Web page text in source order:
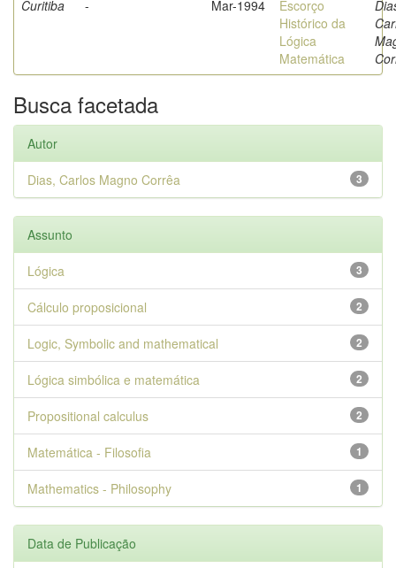
Curitiba - Mar-1994
Escorço
Histórico da
Lógica
Matemática
Busca facetada
Autor
3
Dias, Carlos Magno Corrêa
Assunto
3
Lógica
2
Cálculo proposicional
2
Logic, Symbolic and mathematical
2
Lógica simbólica e matemática
2
Propositional calculus
1
Matemática - Filosofia
1
Mathematics - Philosophy
Data de Publicação